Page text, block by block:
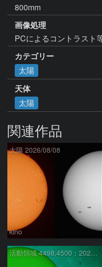
800mm
画像処理
PCによるコントラスト
カテゴリー
太陽
天体
太陽
関連作品
太陽 2026/08/08
kino
活動領域 4498,4500：2026/08/08